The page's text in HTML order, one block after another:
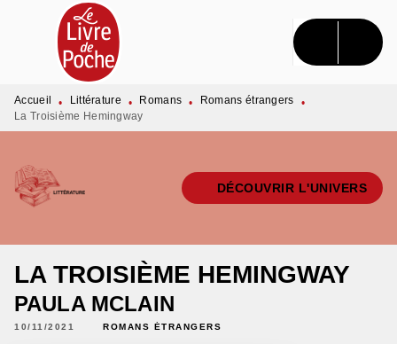
MENU RECHERCHE CONTENU
PIED DE PAGE
Accueil • Littérature • Romans • Romans étrangers
•
La Troisième Hemingway
DÉCOUVRIR L'UNIVERS
LA TROISIÈME HEMINGWAY
PAULA MCLAIN
10/11/2021 ROMANS ÉTRANGERS